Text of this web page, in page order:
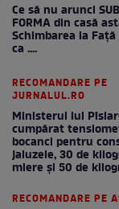
Ce să nu arunci
FORMA din casă
Schimbarea la Față
ca ....
RECOMANDARE PE
JURNALUL.RO
Ministerul lui
cumpărat
bocanci pentru
jaluzele, 30 de
miere și 50 de
RECOMANDARE PE